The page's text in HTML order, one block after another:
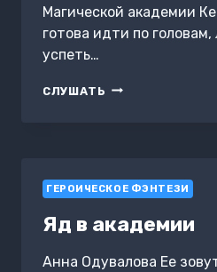
Магической академии
готова идти по
успеть…
СЛУШАТЬ (НЕ)ИДЕАЛЬНАЯ
ГЕРОИЧЕСКОЕ ФЭНТЕЗИ
Яд в академии
Анна Одувалова Ее